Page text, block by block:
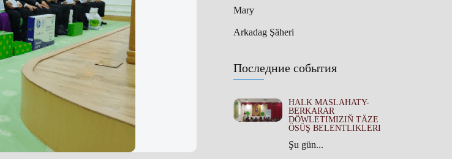
Mary
Arkadag Şäheri
Последние события
HALK MASLAHATY-
BERKARAR
DÖWLETIMIZIŇ TÄZE
ÖSÜŞ BELENTLIKLERI
Şu gün...